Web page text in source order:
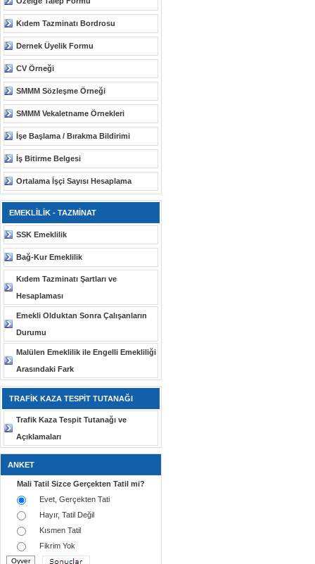
Kıdem Tazminatı Bordrosu
Dernek Üyelik Formu
CV Örneği
SMMM Sözleşme Örneği
SMMM Vekaletname Örnekleri
İşe Başlama / Bırakma Bildirimi
İş Bitirme Belgesi
Ortalama İşçi Sayısı Hesaplama
EMEKLİLİK - TAZMİNAT
SSK Emeklilik
Bağ-Kur Emeklilik
Kıdem Tazminatı Şartları ve
Hesaplaması
Emekli Olduktan Sonra Çalışanların
Durumu
Malülen Emeklilik ile Engelli Emekliliği
Arasındaki Fark
TRAFİK KAZA TESPİT TUTANAĞI
Trafik Kaza Tespit Tutanağı ve
Açıklamaları
ANKET